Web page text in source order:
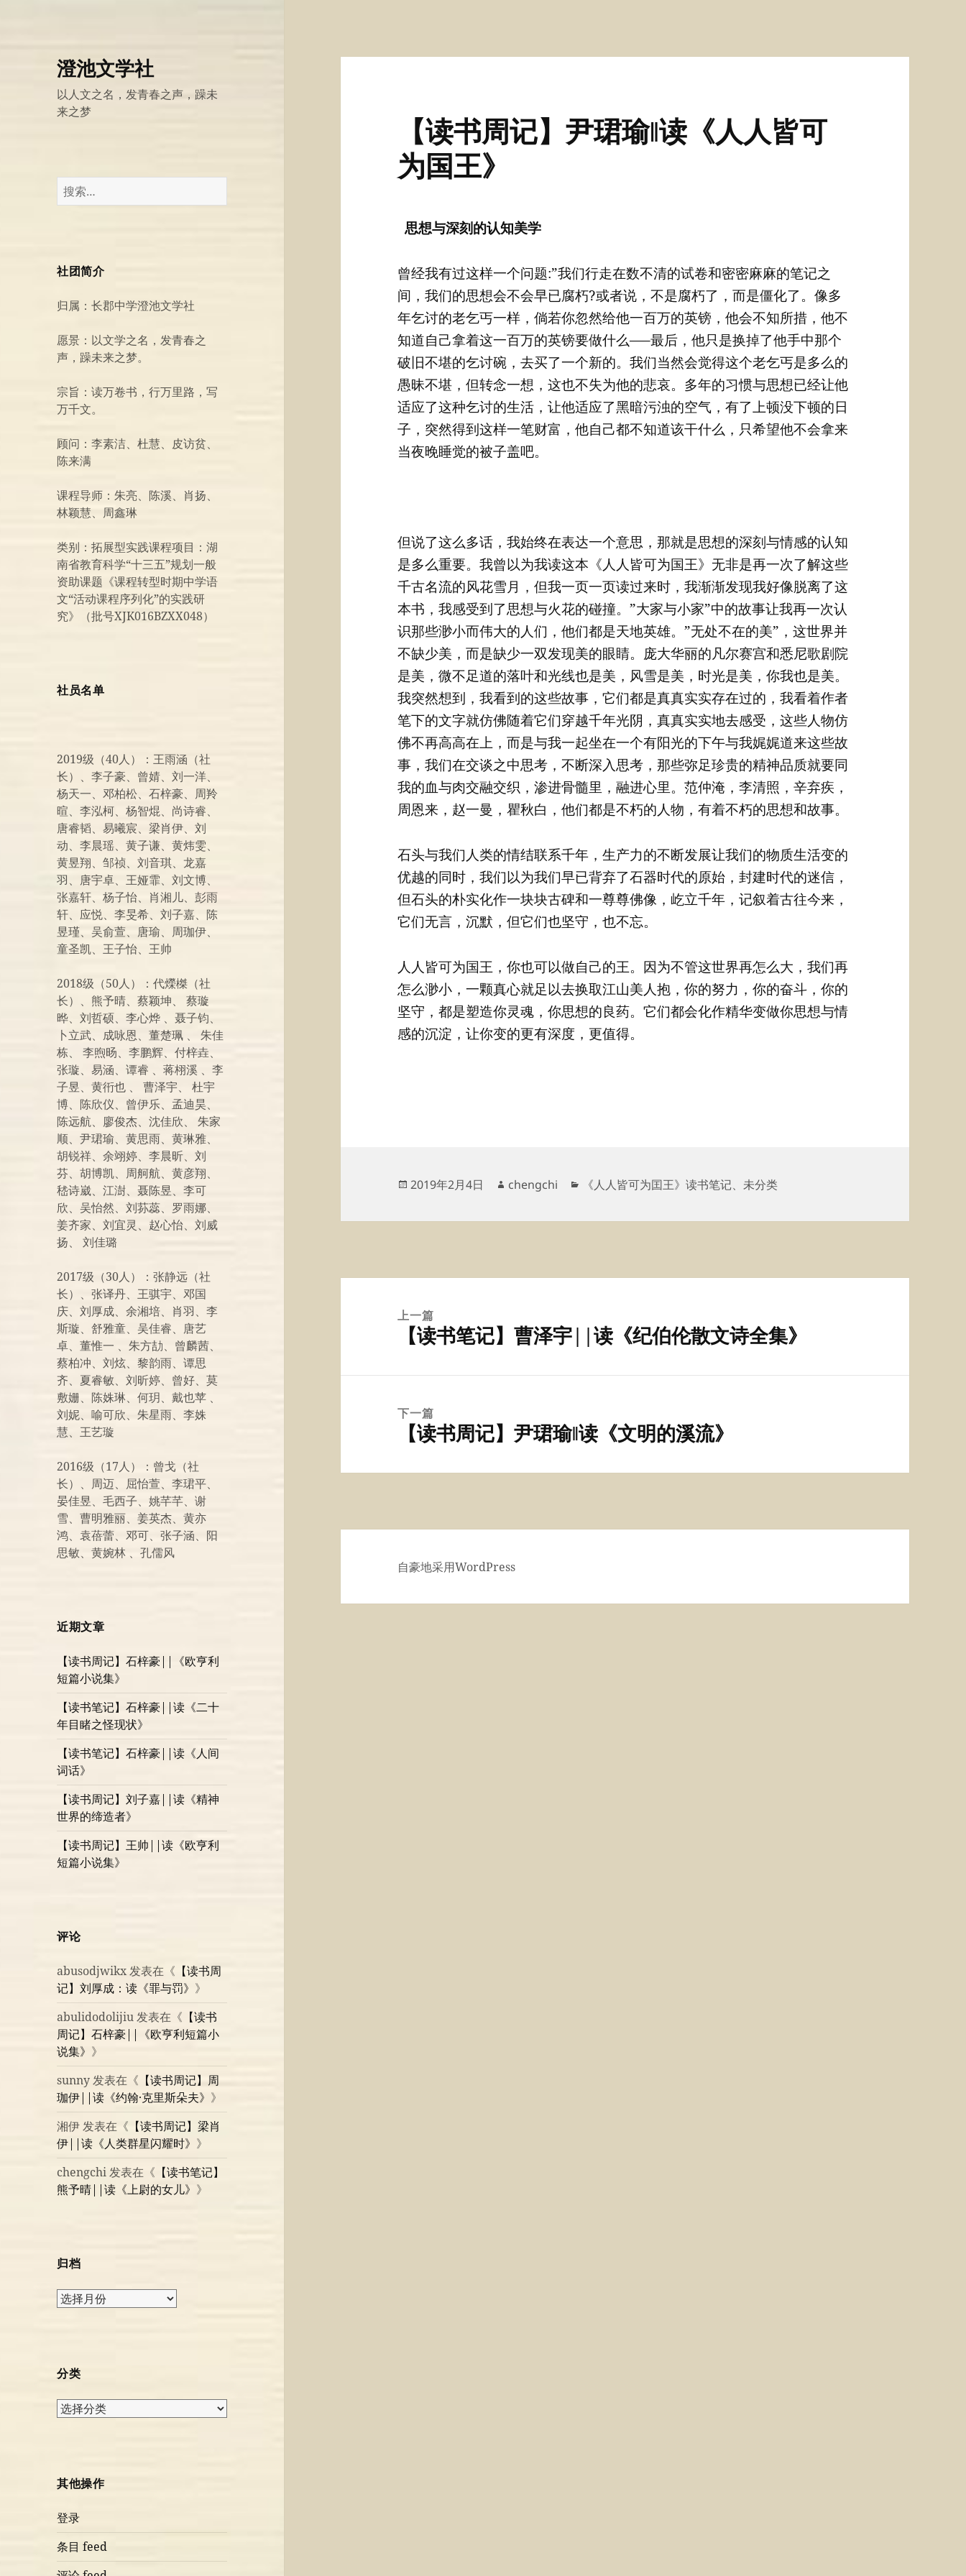
澄池文学社
以人文之名，发青春之声，躁未
来之梦
搜
索：
社团简介
归属：长郡中学澄池文学社
愿景：以文学之名，发青春之
声，躁未来之梦。
宗旨：读万卷书，行万里路，写
万千文。
顾问：李素洁、杜慧、皮访贫、
陈来满
课程导师：朱亮、陈溪、肖扬、
林颖慧、周鑫琳
类别：拓展型实践课程项目：湖
南省教育科学“十三五”规划一般
资助课题《课程转型时期中学语
文“活动课程序列化”的实践研
究》（批号XJK016BZXX048）
社员名单
2019级（40人）：王雨涵（社
长）、李子豪、曾婧、刘一洋、
杨天一、邓柏松、石梓豪、周羚
暄、李泓柯、杨智焜、尚诗睿、
唐睿韬、易曦宸、梁肖伊、刘
动、李晨瑶、黄子谦、黄炜雯、
黄昱翔、邹祯、刘音琪、龙嘉
羽、唐宇卓、王娅霏、刘文博、
张嘉轩、杨子怡、肖湘儿、彭雨
轩、应悦、李旻希、刘子嘉、陈
昱瑾、吴俞萱、唐瑜、周珈伊、
童圣凯、王子怡、王帅
2018级（50人）：代爃榤（社
长）、熊予晴、蔡颖坤、 蔡璇
晔、刘哲硕、李心烨 、聂子钧、
卜立武、成咏恩、董楚珮 、 朱佳
栋、 李煦旸、李鹏辉、付梓垚、
张璇、易涵、谭睿 、蒋栩溪 、李
子昱、黄衎也 、 曹泽宇、 杜宇
博、陈欣仪、曾伊乐、孟迪昊、
陈远航、廖俊杰、沈佳欣、 朱家
顺、尹珺瑜、黄思雨、黄琳雅、
胡锐祥、余翊婷、李晨昕、刘
芬、胡博凯、周舸航、黄彦翔、
嵇诗崴、江澍、聂陈昱、李可
欣、吴怡然、刘荪蕊、罗雨娜、
姜齐家、刘宜灵、赵心怡、刘威
扬、 刘佳璐
2017级（30人）：张静远（社
长）、张译丹、王骐宇、邓国
庆、刘厚成、余湘培、肖羽、李
斯璇、舒雅童、吴佳睿、唐艺
卓、董惟一 、朱方劼、曾麟茜、
蔡柏冲、刘炫、黎韵雨、谭思
齐、夏睿敏、刘昕婷、曾好、莫
敷姗、陈姝琳、何玥、戴也苹 、
刘妮、喻可欣、朱星雨、李姝
慧、王艺璇
2016级（17人）：曾戈（社
长）、周迈、屈怡萱、李珺平、
晏佳昱、毛西子、姚芊芊、谢
雪、曹明雅丽、姜英杰、黄亦
鸿、袁蓓蕾、邓可、张子涵、阳
思敏、黄婉林 、孔儒风
近期文章
【读书周记】石梓豪||《欧亨利
短篇小说集》
【读书笔记】石梓豪||读《二十
年目睹之怪现状》
【读书笔记】石梓豪||读《人间
词话》
【读书周记】刘子嘉||读《精神
世界的缔造者》
【读书周记】王帅||读《欧亨利
短篇小说集》
评论
abusodjwikx发表在《 【读书周
记】刘厚成：读《罪与罚》 》
abulidodolijiu发表在《 【读书
周记】石梓豪||《欧亨利短篇小
说集》 》
sunny发表在《 【读书周记】周
珈伊||读《约翰·克里斯朵夫》 》
湘伊发表在《 【读书周记】梁肖
伊||读《人类群星闪耀时》 》
chengchi发表在《 【读书笔记】
熊予晴||读《上尉的女儿》 》
归档
归
分类
分
其他操作
登录
条目 feed
【读书周记】尹珺瑜‖读《人人皆可
为国王》
思想与深刻的认知美学
曾经我有过这样一个问题:”我们行走在数不清的试卷和密密麻麻的笔记之
间，我们的思想会不会早已腐朽?或者说，不是腐朽了，而是僵化了。像多
年乞讨的老乞丐一样，倘若你忽然给他一百万的英镑，他会不知所措，他不
知道自己拿着这一百万的英镑要做什么—–最后，他只是换掉了他手中那个
破旧不堪的乞讨碗，去买了一个新的。我们当然会觉得这个老乞丐是多么的
愚昧不堪，但转念一想，这也不失为他的悲哀。多年的习惯与思想已经让他
适应了这种乞讨的生活，让他适应了黑暗污浊的空气，有了上顿没下顿的日
子，突然得到这样一笔财富，他自己都不知道该干什么，只希望他不会拿来
当夜晚睡觉的被子盖吧。
但说了这么多话，我始终在表达一个意思，那就是思想的深刻与情感的认知
是多么重要。我曾以为我读这本《人人皆可为国王》无非是再一次了解这些
千古名流的风花雪月，但我一页一页读过来时，我渐渐发现我好像脱离了这
本书，我感受到了思想与火花的碰撞。”大家与小家”中的故事让我再一次认
识那些渺小而伟大的人们，他们都是天地英雄。”无处不在的美”，这世界并
不缺少美，而是缺少一双发现美的眼睛。庞大华丽的凡尔赛宫和悉尼歌剧院
是美，微不足道的落叶和光线也是美，风雪是美，时光是美，你我也是美。
我突然想到，我看到的这些故事，它们都是真真实实存在过的，我看着作者
笔下的文字就仿佛随着它们穿越千年光阴，真真实实地去感受，这些人物仿
佛不再高高在上，而是与我一起坐在一个有阳光的下午与我娓娓道来这些故
事，我们在交谈之中思考，不断深入思考，那些弥足珍贵的精神品质就要同
我的血与肉交融交织，渗进骨髓里，融进心里。范仲淹，李清照，辛弃疾，
周恩来，赵一曼，瞿秋白，他们都是不朽的人物，有着不朽的思想和故事。
石头与我们人类的情结联系千年，生产力的不断发展让我们的物质生活变的
优越的同时，我们以为我们早已背弃了石器时代的原始，封建时代的迷信，
但石头的朴实化作一块块古碑和一尊尊佛像，屹立千年，记叙着古往今来，
它们无言，沉默，但它们也坚守，也不忘。
人人皆可为国王，你也可以做自己的王。因为不管这世界再怎么大，我们再
怎么渺小，一颗真心就足以去换取江山美人抱，你的努力，你的奋斗，你的
坚守，都是塑造你灵魂，你思想的良药。它们都会化作精华变做你思想与情
感的沉淀，让你变的更有深度，更值得。
发
于
2019年2月4日
作
chengchi
分
《人人皆可为囯王》读书笔记、未分类
上一篇
文
【读书笔记】曹泽宇||读《纪伯伦散文诗全集》
下一篇
文
【读书周记】尹珺瑜‖读《文明的溪流》
自豪地采用WordPress